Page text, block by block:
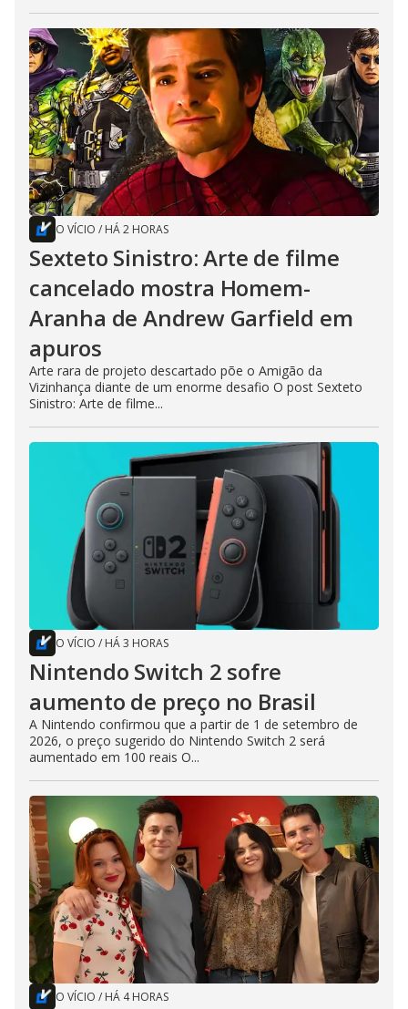
O VÍCIO / HÁ 2 HORAS
Sexteto Sinistro: Arte de filme
cancelado mostra Homem-
Aranha de Andrew Garfield em
apuros
Arte rara de projeto descartado põe o Amigão da
Vizinhança diante de um enorme desafio O post Sexteto
Sinistro: Arte de filme...
O VÍCIO / HÁ 3 HORAS
Nintendo Switch 2 sofre
aumento de preço no Brasil
A Nintendo confirmou que a partir de 1 de setembro de
2026, o preço sugerido do Nintendo Switch 2 será
aumentado em 100 reais O...
O VÍCIO / HÁ 4 HORAS